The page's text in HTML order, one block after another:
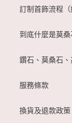
訂制首飾流程（
到底什麼是莫桑
鑽石、莫桑石
服務條款
換貨及退款政策